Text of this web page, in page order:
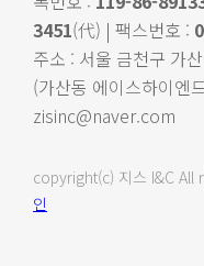
3451(代) | 팩스번호 :
주소 : 서울 금천구 가
(가산동 에이스하이엔
zisinc@naver.com
copyright(c) 지스 I&C All
인